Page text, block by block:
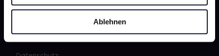
Ablehnen